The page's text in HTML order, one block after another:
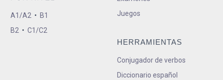
A1/A2 • B1
B2 • C1/C2
Juegos
HERRAMIENTAS
Conjugador de verbos
Diccionario español